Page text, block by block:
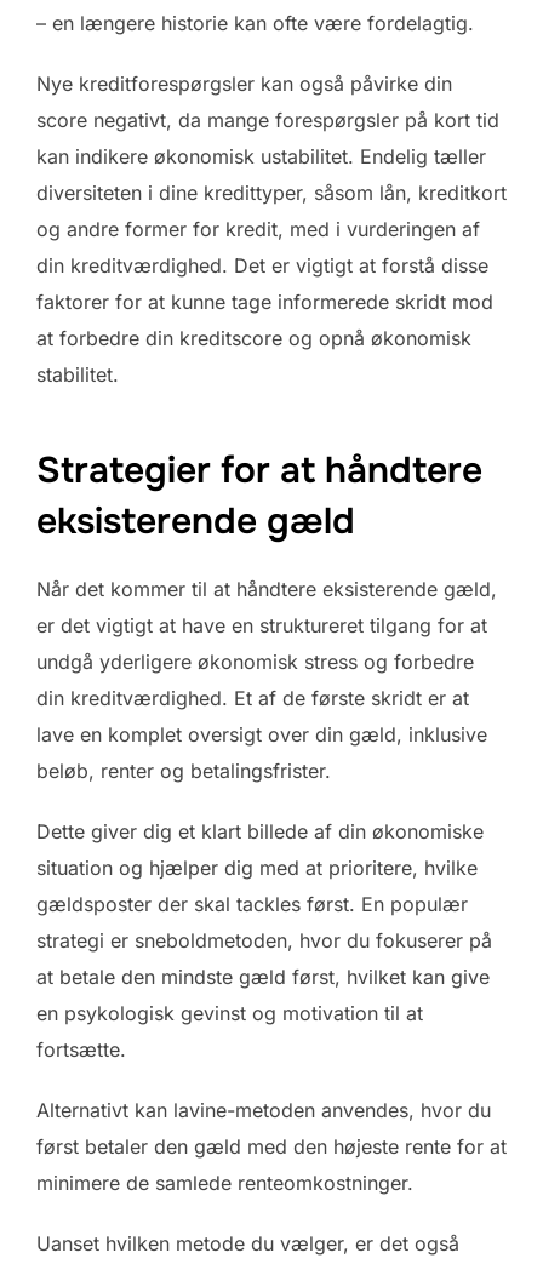
– en længere historie kan ofte være fordelagtig.
Nye kreditforespørgsler kan også påvirke din
score negativt, da mange forespørgsler på kort tid
kan indikere økonomisk ustabilitet. Endelig tæller
diversiteten i dine kredittyper, såsom lån, kreditkort
og andre former for kredit, med i vurderingen af
din kreditværdighed. Det er vigtigt at forstå disse
faktorer for at kunne tage informerede skridt mod
at forbedre din kreditscore og opnå økonomisk
stabilitet.
Strategier for at håndtere
eksisterende gæld
Når det kommer til at håndtere eksisterende gæld,
er det vigtigt at have en struktureret tilgang for at
undgå yderligere økonomisk stress og forbedre
din kreditværdighed. Et af de første skridt er at
lave en komplet oversigt over din gæld, inklusive
beløb, renter og betalingsfrister.
Dette giver dig et klart billede af din økonomiske
situation og hjælper dig med at prioritere, hvilke
gældsposter der skal tackles først. En populær
strategi er sneboldmetoden, hvor du fokuserer på
at betale den mindste gæld først, hvilket kan give
en psykologisk gevinst og motivation til at
fortsætte.
Alternativt kan lavine-metoden anvendes, hvor du
først betaler den gæld med den højeste rente for at
minimere de samlede renteomkostninger.
Uanset hvilken metode du vælger, er det også